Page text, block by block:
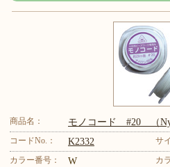
商品名： モノコード #20 （
コードNo.： K2332
サ
カラー番号：
W カ